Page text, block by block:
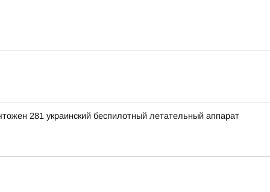
281 украинский беспилотный летательный аппарат